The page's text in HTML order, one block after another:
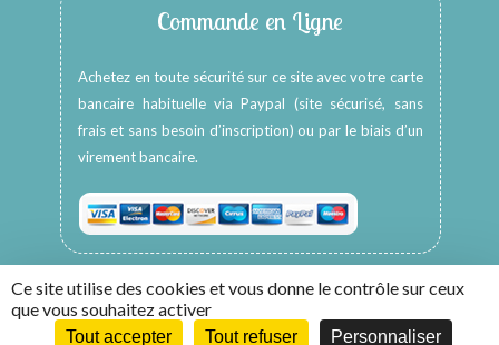
Commande en Ligne
Achetez en toute sécurité sur ce site avec votre carte
bancaire habituelle via Paypal (site sécurisé, sans
frais et sans besoin d’inscription) ou par le biais d’un
virement bancaire.
Ce site utilise des cookies et vous donne le contrôle sur ceux
que vous souhaitez activer
Tout accepter Tout refuser Personnaliser